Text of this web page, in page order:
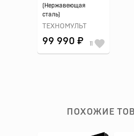
(Нержавеющая
сталь)
ТЕХНОМУЛЬТ
99 990 ₽ 11
ПОХОЖИЕ